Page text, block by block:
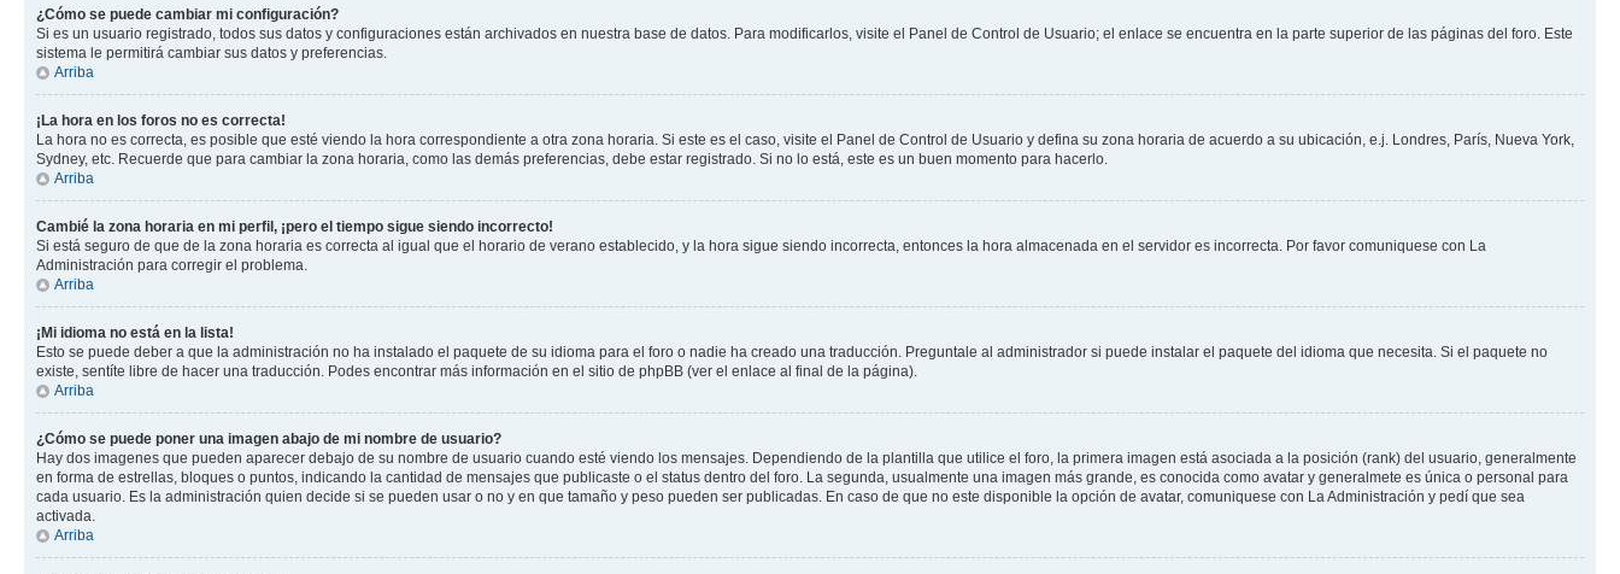
¿Cómo se puede cambiar mi configuración?
Si es un usuario registrado, todos sus datos y configuraciones están archivados en nuestra base de datos. Para modificarlos, visite el Panel de Control de Usuario; el enlace se encuentra en la parte superior de las páginas del foro. Este
sistema le permitirá cambiar sus datos y preferencias.
Arriba
¡La hora en los foros no es correcta!
La hora no es correcta, es posible que esté viendo la hora correspondiente a otra zona horaria. Si este es el caso, visite el Panel de Control de Usuario y defina su zona horaria de acuerdo a su ubicación, e.j. Londres, París, Nueva York,
Sydney, etc. Recuerde que para cambiar la zona horaria, como las demás preferencias, debe estar registrado. Si no lo está, este es un buen momento para hacerlo.
Arriba
Cambié la zona horaria en mi perfil, ¡pero el tiempo sigue siendo incorrecto!
Si está seguro de que de la zona horaria es correcta al igual que el horario de verano establecido, y la hora sigue siendo incorrecta, entonces la hora almacenada en el servidor es incorrecta. Por favor comuniquese con La
Administración para corregir el problema.
Arriba
¡Mi idioma no está en la lista!
Esto se puede deber a que la administración no ha instalado el paquete de su idioma para el foro o nadie ha creado una traducción. Preguntale al administrador si puede instalar el paquete del idioma que necesita. Si el paquete no
existe, sentíte libre de hacer una traducción. Podes encontrar más información en el sitio de phpBB (ver el enlace al final de la página).
Arriba
¿Cómo se puede poner una imagen abajo de mi nombre de usuario?
Hay dos imagenes que pueden aparecer debajo de su nombre de usuario cuando esté viendo los mensajes. Dependiendo de la plantilla que utilice el foro, la primera imagen está asociada a la posición (rank) del usuario, generalmente
en forma de estrellas, bloques o puntos, indicando la cantidad de mensajes que publicaste o el status dentro del foro. La segunda, usualmente una imagen más grande, es conocida como avatar y generalmete es única o personal para
cada usuario. Es la administración quien decide si se pueden usar o no y en que tamaño y peso pueden ser publicadas. En caso de que no este disponible la opción de avatar, comuniquese con La Administración y pedí que sea
activada.
Arriba